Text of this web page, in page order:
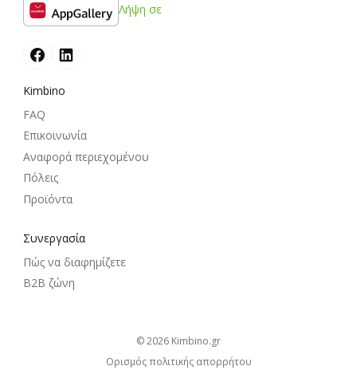
Λήψη σε
Kimbino
FAQ
Επικοινωνία
Αναφορά περιεχομένου
Πόλεις
Προϊόντα
Συνεργασία
Πώς να διαφημίζετε
B2B ζώνη
© 2026
kimbino.gr
Ορισμός πολιτικής απορρήτου